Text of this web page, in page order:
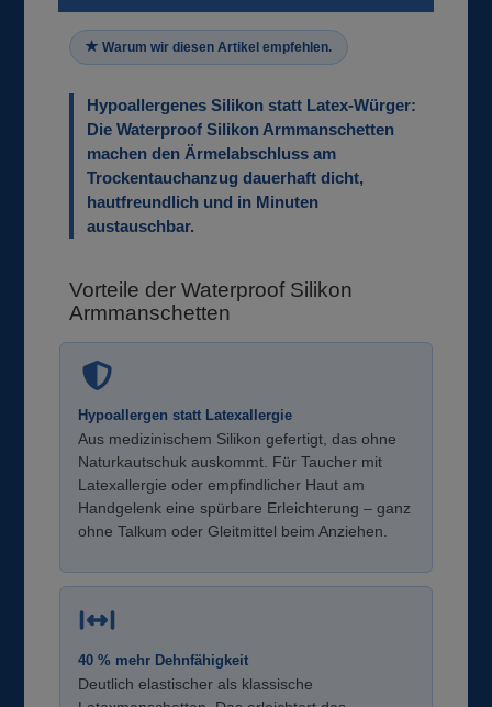
Warum wir diesen Artikel empfehlen.
Hypoallergenes Silikon statt Latex-Würger:
Die Waterproof Silikon Armmanschetten
machen den Ärmelabschluss am
Trockentauchanzug dauerhaft dicht,
hautfreundlich und in Minuten
austauschbar.
Vorteile der Waterproof Silikon
Armmanschetten
Hypoallergen statt Latexallergie
Aus medizinischem Silikon gefertigt, das ohne
Naturkautschuk auskommt. Für Taucher mit
Latexallergie oder empfindlicher Haut am
Handgelenk eine spürbare Erleichterung – ganz
ohne Talkum oder Gleitmittel beim Anziehen.
40 % mehr Dehnfähigkeit
Deutlich elastischer als klassische